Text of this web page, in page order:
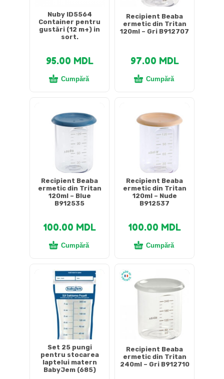
Nuby ID5564
Container pentru
gustări (12 m+) in
sort.
95.00 MDL
Cumpără
Recipient Beaba
ermetic din Tritan
120ml – Gri B912707
97.00 MDL
Cumpără
Recipient Beaba
ermetic din Tritan
120ml – Blue
B912535
100.00 MDL
Cumpără
Recipient Beaba
ermetic din Tritan
120ml – Nude
B912537
100.00 MDL
Cumpără
Set 25 pungi
pentru stocarea
laptelui matern
BabyJem (685)
Recipient Beaba
ermetic din Tritan
240ml – Gri B912710